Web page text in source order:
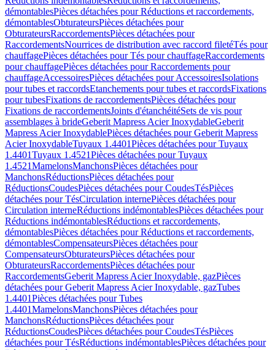
démontablesPièces détachées pour Réductions et raccordements,
démontablesObturateursPièces détachées pour
ObturateursRaccordementsPièces détachées pour
RaccordementsNourrices de distribution avec raccord filetéTés pour
chauffagePièces détachées pour Tés pour chauffageRaccordements
pour chauffagePièces détachées pour Raccordements pour
chauffageAccessoiresPièces détachées pour AccessoiresIsolations
pour tubes et raccordsEtanchements pour tubes et raccordsFixations
pour tubesFixations de raccordementsPièces détachées pour
Fixations de raccordementsJoints d'étanchéitéSets de vis pour
assemblages à brideGeberit Mapress Acier InoxydableGeberit
Mapress Acier InoxydablePièces détachées pour Geberit Mapress
Acier InoxydableTuyaux 1.4401Pièces détachées pour Tuyaux
1.4401Tuyaux 1.4521Pièces détachées pour Tuyaux
1.4521MamelonsManchonsPièces détachées pour
ManchonsRéductionsPièces détachées pour
RéductionsCoudesPièces détachées pour CoudesTésPièces
détachées pour TésCirculation internePièces détachées pour
Circulation interneRéductions indémontablesPièces détachées pour
Réductions indémontablesRéductions et raccordements,
démontablesPièces détachées pour Réductions et raccordements,
démontablesCompensateursPièces détachées pour
CompensateursObturateursPièces détachées pour
ObturateursRaccordementsPièces détachées pour
RaccordementsGeberit Mapress Acier Inoxydable, gazPièces
détachées pour Geberit Mapress Acier Inoxydable, gazTubes
1.4401Pièces détachées pour Tubes
1.4401MamelonsManchonsPièces détachées pour
ManchonsRéductionsPièces détachées pour
RéductionsCoudesPièces détachées pour CoudesTésPièces
détachées pour TésRéductions indémontablesPièces détachées pour